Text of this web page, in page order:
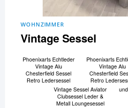
WOHNZIMMER
Vintage Sessel
Phoenixarts Echtleder
Vintage Alu
Chesterfield Sessel
Retro Ledersessel
Phoenixarts
Vintage Alu
Chesterfield
Retro
Vintage Sessel Aviator
Clubsessel Leder &
Metall Loungesessel